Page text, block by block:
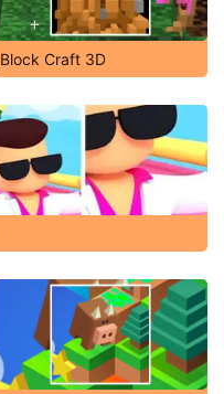
Block Craft 3D